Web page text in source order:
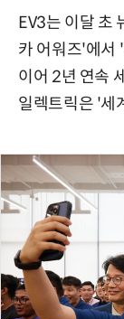
EV3는 이달 초
카 어워즈'에서
이어 2년 연속
일렉트릭은 '세